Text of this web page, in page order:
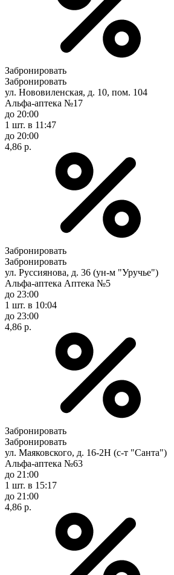
Забронировать
Забронировать
ул. Нововиленская, д. 10, пом. 104
Альфа-аптека №17
до 20:00
1 шт. в 11:47
до 20:00
4,86 р.
Забронировать
Забронировать
ул. Руссиянова, д. 36 (ун-м "Уручье")
Альфа-аптека Аптека №5
до 23:00
1 шт. в 10:04
до 23:00
4,86 р.
Забронировать
Забронировать
ул. Маяковского, д. 16-2Н (с-т "Санта")
Альфа-аптека №63
до 21:00
1 шт. в 15:17
до 21:00
4,86 р.